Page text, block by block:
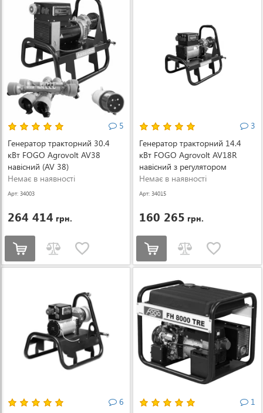
5
Генератор тракторний 30.4
кВт FOGO Agrovolt AV38
навісний (AV 38)
Немає в наявності
Арт: 34003
264 414 грн.
3
Генератор тракторний 14.4
кВт FOGO Agrovolt AV18R
навісний з регулятором
напруги
Немає в наявності
Арт: 34015
160 265 грн.
6
1